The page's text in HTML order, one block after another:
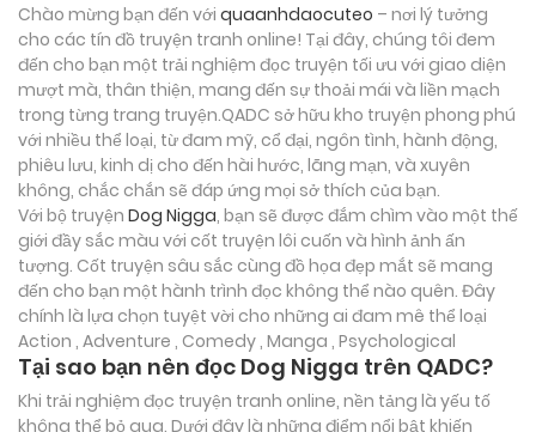
Chào mừng bạn đến với quaanhdaocuteo – nơi lý tưởng
cho các tín đồ truyện tranh online! Tại đây, chúng tôi đem
đến cho bạn một trải nghiệm đọc truyện tối ưu với giao diện
mượt mà, thân thiện, mang đến sự thoải mái và liền mạch
trong từng trang truyện.QADC sở hữu kho truyện phong phú
với nhiều thể loại, từ đam mỹ, cổ đại, ngôn tình, hành động,
phiêu lưu, kinh dị cho đến hài hước, lãng mạn, và xuyên
không, chắc chắn sẽ đáp ứng mọi sở thích của bạn.
Với bộ truyện Dog Nigga, bạn sẽ được đắm chìm vào một thế
giới đầy sắc màu với cốt truyện lôi cuốn và hình ảnh ấn
tượng. Cốt truyện sâu sắc cùng đồ họa đẹp mắt sẽ mang
đến cho bạn một hành trình đọc không thể nào quên. Đây
chính là lựa chọn tuyệt vời cho những ai đam mê thể loại
Action , Adventure , Comedy , Manga , Psychological
Tại sao bạn nên đọc Dog Nigga trên QADC?
Khi trải nghiệm đọc truyện tranh online, nền tảng là yếu tố
không thể bỏ qua. Dưới đây là những điểm nổi bật khiến